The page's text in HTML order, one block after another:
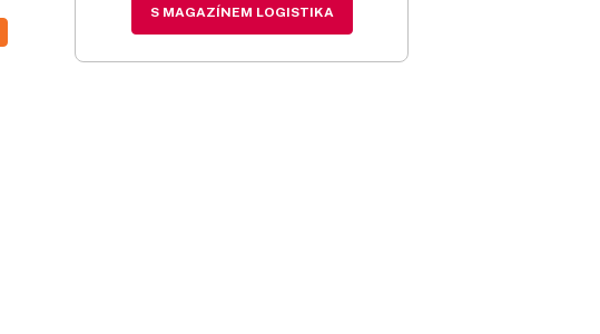
S MAGAZÍNEM LOGISTIKA